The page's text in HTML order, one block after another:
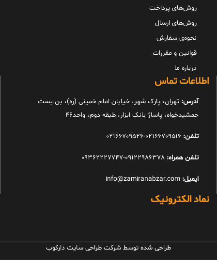
روش‌های پرداخت
روش‌های ارسال
نحوه‌ی سفارش
قوانین و مقررات
درباره ما
اطلاعات تماس
آدرس: تهران، پارک شهر، خیابان امام خمینی (ره)، بن بست
جمشیدخواه، پاساژ بانک ابزار، طبقه دوم، واحد46
تلفن:
تلفن همراه: 09122986378-09362227747
ایمیل:
نماد الکترونیک
طراحی شده توسط شرکت طراحی سایت دارکوب